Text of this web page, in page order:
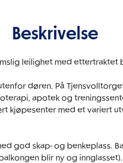
Beskrivelse
leilighet med ettertraktet
døren. På
apotek og
kjøpesenter med et variert
god skap- og benkeplass.
blir ny og